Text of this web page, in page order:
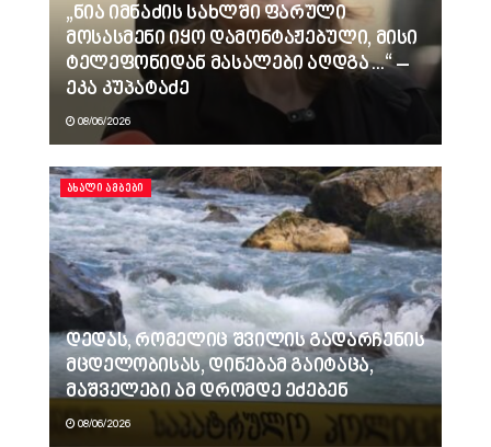
„ნია იმნაძის სახლში ფარული
მოსასმენი იყო დამონტაჟებული, მისი
ტელეფონიდან მასალები აღდგა…“ –
ეკა კუპატაძე
08/06/2026
ᲐᲮᲐᲚᲘ ᲐᲛᲑᲔᲑᲘ
დედას, რომელიც შვილის გადარჩენის
მცდელობისას, დინებამ გაიტაცა,
მაშველები ამ დრომდე ეძებენ
08/06/2026